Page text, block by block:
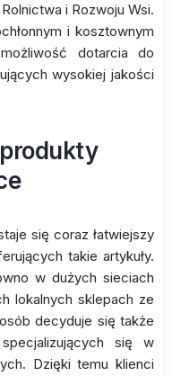
i Rozwoju Wsi.
i kosztownym
dotarcia do
wysokiej jakości
się coraz łatwiejszy
takie artykuły.
w dużych sieciach
lokalnych sklepach ze
decyduje się także
się w
Dzięki temu klienci